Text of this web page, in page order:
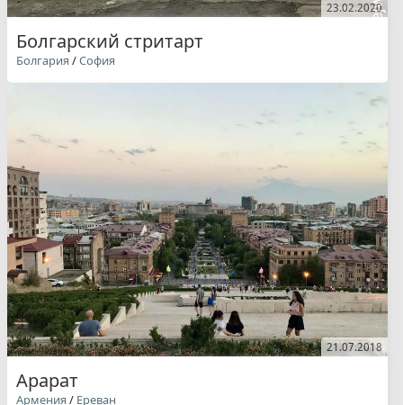
23.02.2020
Болгарский стритарт
Болгария /София
21.07.2018
Арарат
Армения / Ереван